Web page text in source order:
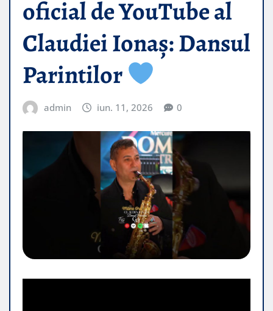
oficial de YouTube al
Claudiei Ionaș: Dansul
Parintilor
admin iun. 11, 2026 0